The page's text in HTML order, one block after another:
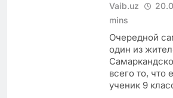
Vaib.uz
mins
Очередной
один из
всего то, что
ученик 9